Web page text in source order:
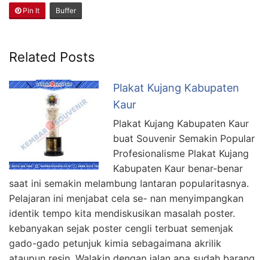
Pin It Buffer
Related Posts
Plakat Kujang Kabupaten
Kaur
Plakat Kujang Kabupaten Kaur
buat Souvenir Semakin Popular
Profesionalisme Plakat Kujang
Kabupaten Kaur benar-benar
saat ini semakin melambung lantaran popularitasnya.
Pelajaran ini menjabat cela se- nan menyimpangkan
identik tempo kita mendiskusikan masalah poster.
kebanyakan sejak poster cengli terbuat semenjak
gado-gado petunjuk kimia sebagaimana akrilik